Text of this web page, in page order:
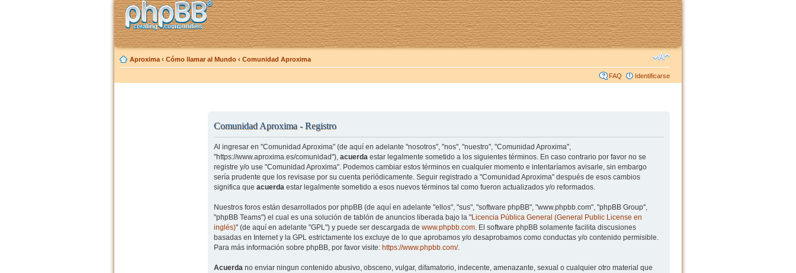
Aproxima ‹ Cómo llamar al Mundo ‹ Comunidad Aproxima
FAQ Identificarse
Comunidad Aproxima - Registro
Al ingresar en "Comunidad Aproxima" (de aquí en adelante "nosotros", "nos", "nuestro", "Comunidad Aproxima",
"https://www.aproxima.es/comunidad"), acuerdaestar legalmente sometido a los siguientes términos. En caso contrario por favor no se
registre y/o use "Comunidad Aproxima". Podemos cambiar estos términos en cualquier momento e intentaríamos avisarle, sin embargo
sería prudente que los revisase por su cuenta periódicamente. Seguir registrado a "Comunidad Aproxima" después de esos cambios
significa que acuerdaestar legalmente sometido a esos nuevos términos tal como fueron actualizados y/o reformados.
Nuestros foros están desarrollados por phpBB (de aquí en adelante "ellos", "sus", "software phpBB", "www.phpbb.com", "phpBB Group",
"phpBB Teams") el cual es una solución de tablón de anuncios liberada bajo la "Licencia Pública General (General Public License en
inglés)" (de aquí en adelante "GPL") y puede ser descargada de www.phpbb.com. El software phpBB solamente facilita discusiones
basadas en Internet y la GPL estrictamente los excluye de lo que aprobamos y/o desaprobamos como conductas y/o contenido permisible.
Para más información sobre phpBB, por favor visite: https://www.phpbb.com/.
Acuerdano enviar ningun contenido abusivo, obsceno, vulgar, difamatorio, indecente, amenazante, sexual o cualquier otro material que